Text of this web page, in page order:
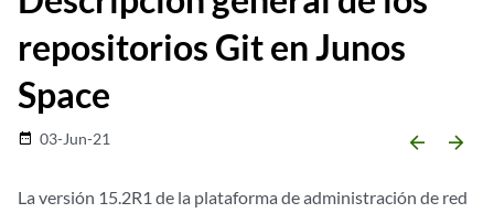
repositorios Git en Junos
Space
date_range 03-Jun-21 arrow_backward arrow_forward
La versión 15.2R1 de la plataforma de administración de red